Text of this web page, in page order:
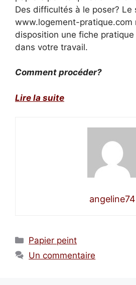
Des difficultés à le poser? Le
www.logement-pratique.com
disposition une fiche
dans votre travail.
Comment procéder?
Lire la suite
angeline74
Catégories
Papier peint
Un commentaire